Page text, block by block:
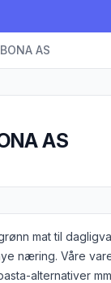
AS
AS
mat til
næring. Våre
alternativer